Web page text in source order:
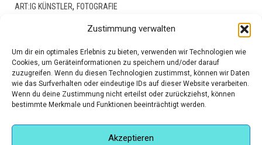
Zustimmung verwalten
Um dir ein optimales Erlebnis zu bieten, verwenden wir Technologien wie
Cookies, um Geräteinformationen zu speichern und/oder darauf
zuzugreifen. Wenn du diesen Technologien zustimmst, können wir Daten
wie das Surfverhalten oder eindeutige IDs auf dieser Website verarbeiten.
Wenn du deine Zustimmung nicht erteilst oder zurückziehst, können
bestimmte Merkmale und Funktionen beeinträchtigt werden.
Akzeptieren
ART:IG KÜNSTLER, FOTOGRAFIE